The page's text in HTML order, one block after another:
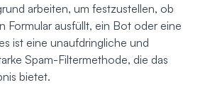
arbeiten, um festzustellen, ob
Formular ausfüllt, ein Bot oder eine
ist eine unaufdringliche und
Spam-Filtermethode, die das
bietet.